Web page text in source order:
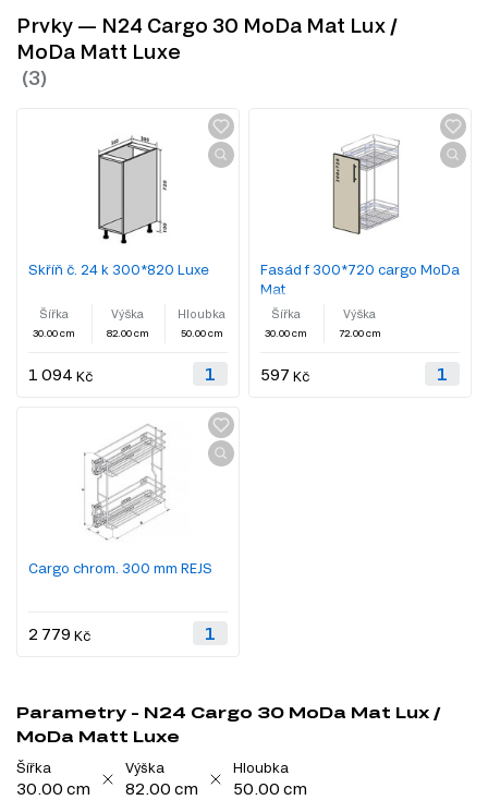
Prvky — N24 Cargo 30 MoDa Mat Lux /
MoDa Matt Luxe
Skříň č. 24 k 300*820 Luxe
Šířka
30.00 cm
Výška
82.00 cm
Hloubka
50.00 cm
1 094 Kč
Fasád f 300*720 cargo MoDa
Mat
Šířka
30.00 cm
Výška
72.00 cm
597 Kč
Cargo chrom. 300 mm REJS
2 779 Kč
Parametry - N24 Cargo 30 MoDa Mat Lux /
MoDa Matt Luxe
Šířka
30.00 cm
Výška
82.00 cm
Hloubka
50.00 cm